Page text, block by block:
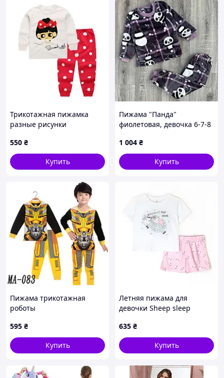
Трикотажная пижамка
разные рисунки
550 ₴
Купить
Пижама "Панда"
фиолетовая, девочка 6-7-8
1 004 ₴
Купить
Пижама трикотажная
роботы
595 ₴
Купить
Летняя пижама для
девочки Sheep sleep
635 ₴
Купить